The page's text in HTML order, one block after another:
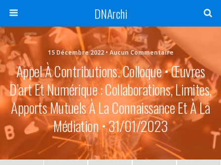
DNArchi
15 Décembre 2022 • Aucun Commentaire
Appel À Contributions. Colloque • Œuvres
D’art Et Numérique : Collaborations, Limites,
Apports Mutuels À La Connaissance Et À La
Médiation • 31/01/2023